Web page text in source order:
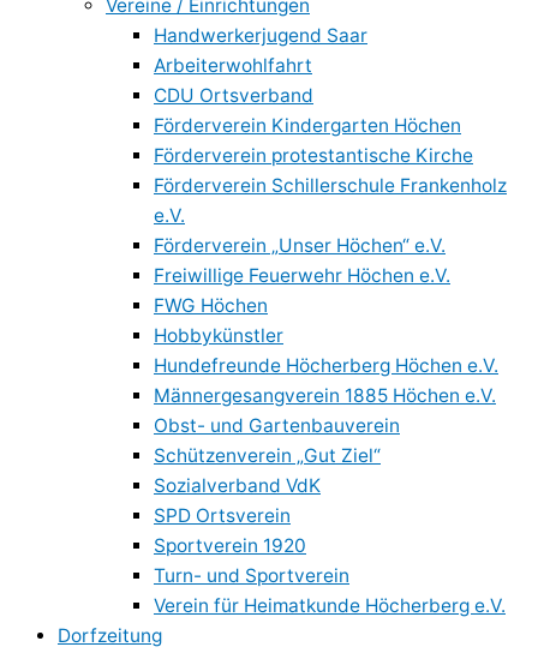
Vereine / Einrichtungen
Handwerkerjugend Saar
Arbeiterwohlfahrt
CDU Ortsverband
Förderverein Kindergarten Höchen
Förderverein protestantische Kirche
Förderverein Schillerschule Frankenholz
e.V.
Förderverein „Unser Höchen“ e.V.
Freiwillige Feuerwehr Höchen e.V.
FWG Höchen
Hobbykünstler
Hundefreunde Höcherberg Höchen e.V.
Männergesangverein 1885 Höchen e.V.
Obst- und Gartenbauverein
Schützenverein „Gut Ziel“
Sozialverband VdK
SPD Ortsverein
Sportverein 1920
Turn- und Sportverein
Verein für Heimatkunde Höcherberg e.V.
Dorfzeitung